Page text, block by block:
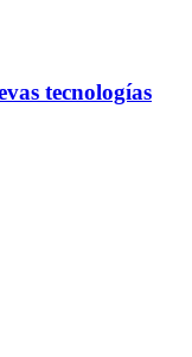
tecnologías